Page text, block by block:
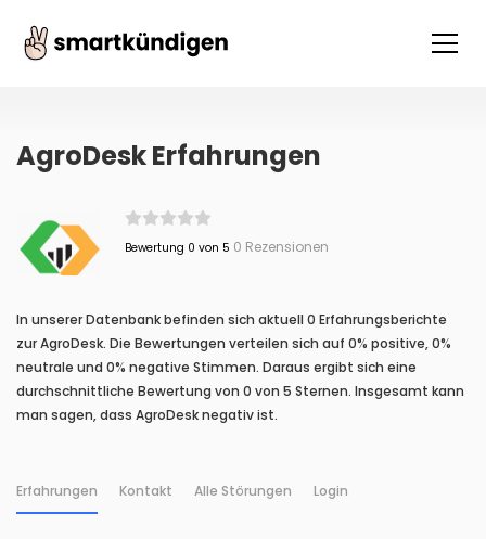
AgroDesk Erfahrungen
Bewertung 0 von 5 0 Rezensionen
In unserer Datenbank befinden sich aktuell 0 Erfahrungsberichte
zur AgroDesk. Die Bewertungen verteilen sich auf 0% positive, 0%
neutrale und 0% negative Stimmen. Daraus ergibt sich eine
durchschnittliche Bewertung von 0 von 5 Sternen. Insgesamt kann
man sagen, dass AgroDesk negativ ist.
Erfahrungen Kontakt Alle Störungen Login